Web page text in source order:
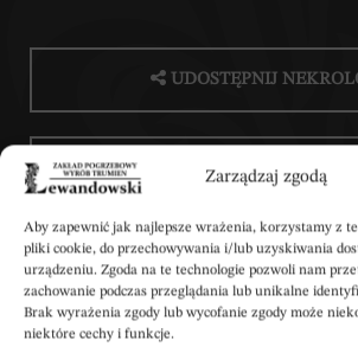
Zarządzaj zgodą
Aby zapewnić jak najlepsze wrażenia, korzystamy z
pliki cookie, do przechowywania i/lub uzyskiwania
urządzeniu. Zgoda na te technologie pozwoli nam
zachowanie podczas przeglądania lub unikalne
Brak wyrażenia zgody lub wycofanie zgody może
niektóre cechy i funkcje.
UDOSTĘPNIJ
POBIERZ POWIADOMIENIE